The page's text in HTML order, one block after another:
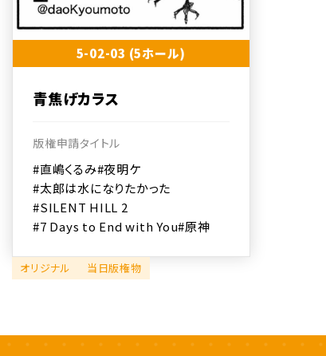
5-02-03 (5ホール)
青焦げカラス
版権申請タイトル
#直嶋くるみ#夜明ケ
#太郎は水になりたかった
#SILENT HILL 2
#7 Days to End with You#原神
オリジナル 当日版権物